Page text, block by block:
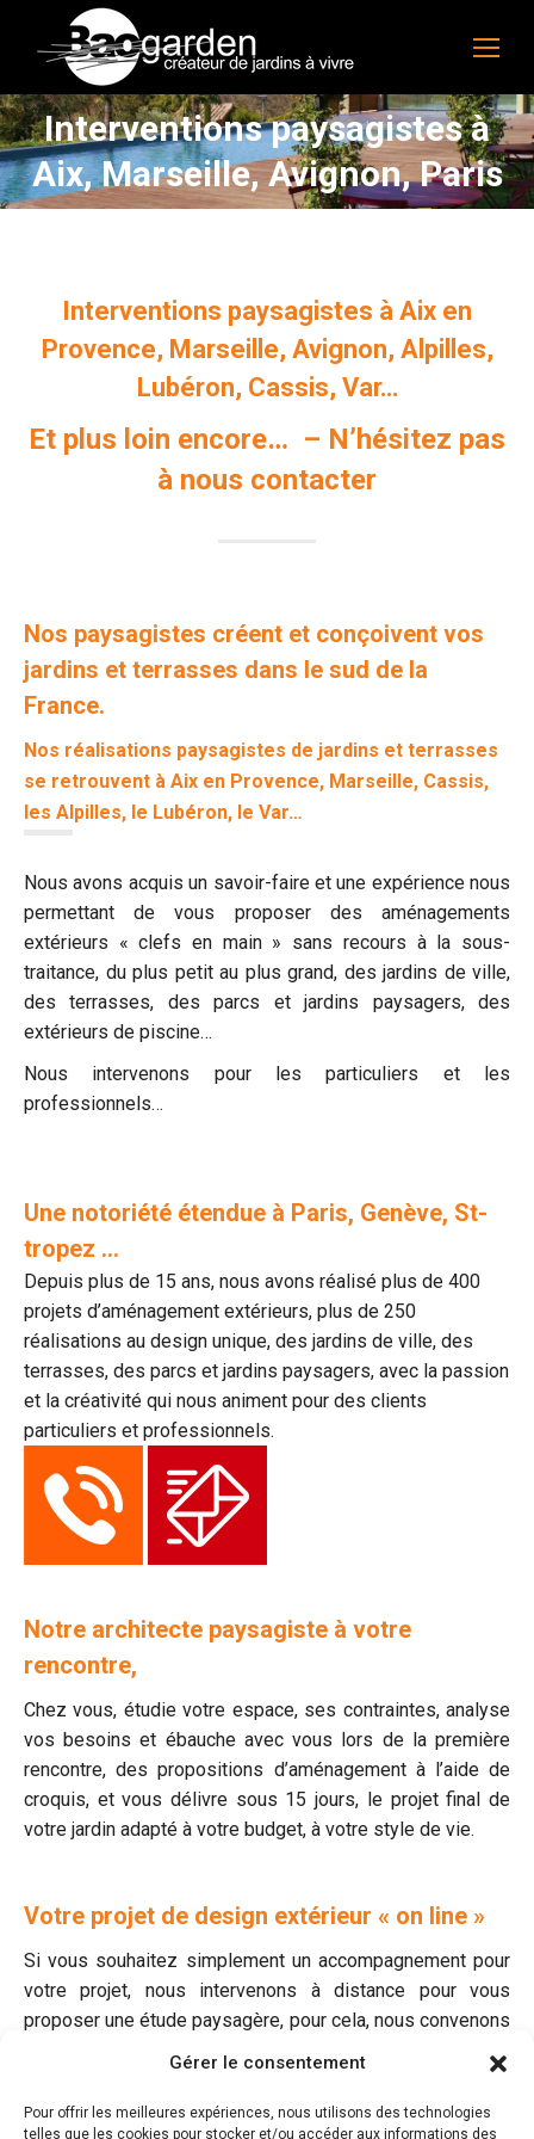
Gérer le consentement
Pour offrir les meilleures expériences, nous utilisons des technologies
telles que les cookies pour stocker et/ou accéder aux informations des
Interventions paysagistes à
Aix, Marseille, Avignon, Paris
Vous êtes ici :
Interventions paysagistes à Aix en
Provence, Marseille, Avignon, Alpilles,
Lubéron, Cassis, Var…
Et plus loin encore… – N’hésitez pas
à nous contacter
Nos paysagistes créent et conçoivent vos
jardins et terrasses dans le sud de la
France.
Nos réalisations paysagistes de jardins et terrasses
se retrouvent à Aix en Provence, Marseille, Cassis,
les Alpilles, le Lubéron, le Var…
Nous avons acquis un savoir-faire et une expérience nous
permettant de vous proposer des aménagements
extérieurs « clefs en main » sans recours à la sous-
traitance, du plus petit au plus grand, des jardins de ville,
des terrasses, des parcs et jardins paysagers, des
extérieurs de piscine…
Nous intervenons pour les particuliers et les
professionnels…
Une notoriété étendue à Paris, Genève, St-
tropez …
Depuis plus de 15 ans, nous avons réalisé plus de 400
projets d’aménagement extérieurs, plus de 250
réalisations au design unique, des jardins de ville, des
terrasses, des parcs et jardins paysagers, avec la passion
et la créativité qui nous animent pour des clients
particuliers et professionnels.
Notre architecte paysagiste à votre
rencontre,
Chez vous, étudie votre espace, ses contraintes, analyse
vos besoins et ébauche avec vous lors de la première
rencontre, des propositions d’aménagement à l’aide de
croquis, et vous délivre sous 15 jours, le projet final de
votre jardin adapté à votre budget, à votre style de vie.
Votre projet de design extérieur « on line »
Si vous souhaitez simplement un accompagnement pour
votre projet, nous intervenons à distance pour vous
proposer une étude paysagère, pour cela, nous convenons
d’un entretien téléphonique, vous nous envoyez par mail,
des photos de votre espace à aménager, nous vous
adressons ensuite notre proposition de design extérieur,